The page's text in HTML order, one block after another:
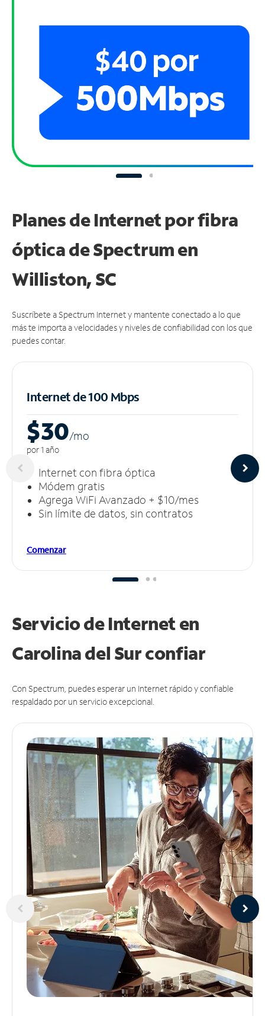
Planes de Internet por fibra
óptica de Spectrum en
Williston, SC
Suscríbete a Spectrum Internet y mantente conectado a lo que
más te importa a velocidades y niveles de confiabilidad con los que
puedes contar.
Internet de 100 Mbps
$30/mo
por 1 año
Internet con fibra óptica
Módem gratis
Agrega WiFi Avanzado + $10/mes
Sin límite de datos, sin contratos
Comenzar
Servicio de Internet en
Carolina del Surconfiar
Con Spectrum, puedes esperar un Internet rápido y confiable
respaldado por un servicio excepcional.